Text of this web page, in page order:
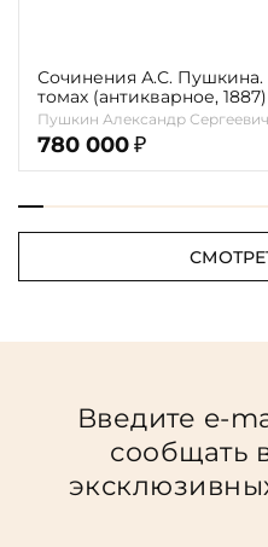
Сочинения А.С. Пушкина.
томах (антикварное, 1887)
Пушкин Александр Сергеевич
780 000 ₽
Введите e-
сообщать